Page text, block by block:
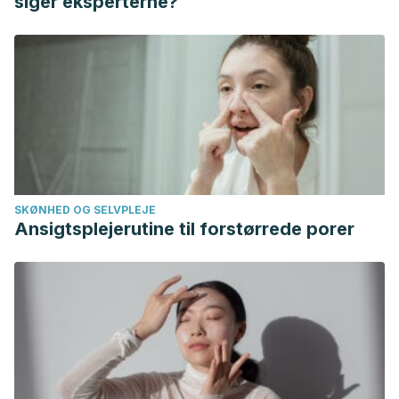
SKØNHED OG SELVPLEJE
Ansigtsplejerutine til forstørrede porer